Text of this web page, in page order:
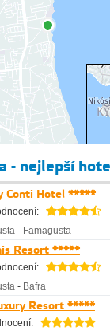
- nejlepší
Conti Hotel *****
- Famagusta
Resort *****
- Bafra
Resort *****